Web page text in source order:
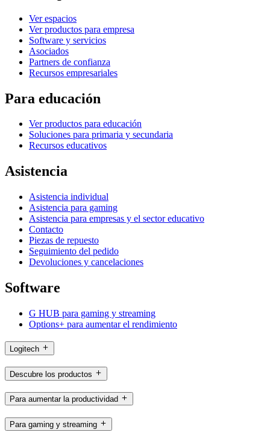
Ver espacios
Ver productos para empresa
Software y servicios
Asociados
Partners de confianza
Recursos empresariales
Para educación
Ver productos para educación
Soluciones para primaria y secundaria
Recursos educativos
Asistencia
Asistencia individual
Asistencia para gaming
Asistencia para empresas y el sector educativo
Contacto
Piezas de repuesto
Seguimiento del pedido
Devoluciones y cancelaciones
Software
G HUB para gaming y streaming
Options+ para aumentar el rendimiento
Logitech
Descubre los productos
Para aumentar la productividad
Para gaming y streaming